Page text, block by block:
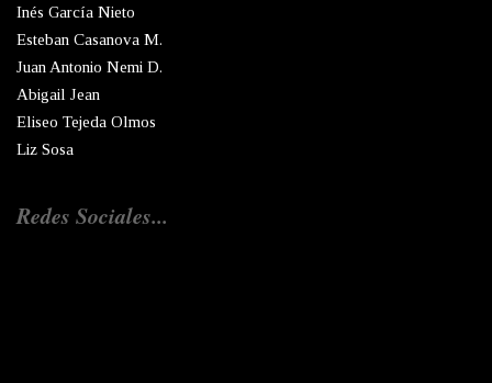
Inés García Nieto
Esteban Casanova M.
Juan Antonio Nemi D.
Abigail Jean
Eliseo Tejeda Olmos
Liz Sosa
Redes Sociales...